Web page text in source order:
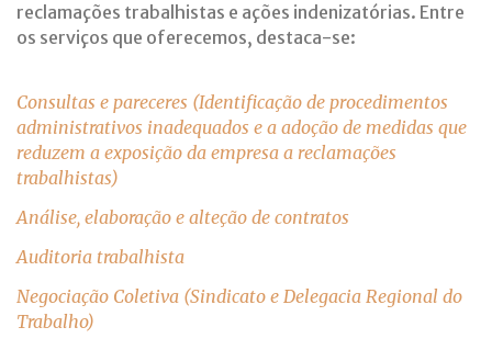
reclamações trabalhistas e ações indenizatórias. Entre
os serviços que oferecemos, destaca-se:
Consultas e pareceres (Identificação de procedimentos
administrativos inadequados e a adoção de medidas que
reduzem a exposição da empresa a reclamações
trabalhistas)
Análise, elaboração e alteção de contratos
Auditoria trabalhista
Negociação Coletiva (Sindicato e Delegacia Regional do
Trabalho)